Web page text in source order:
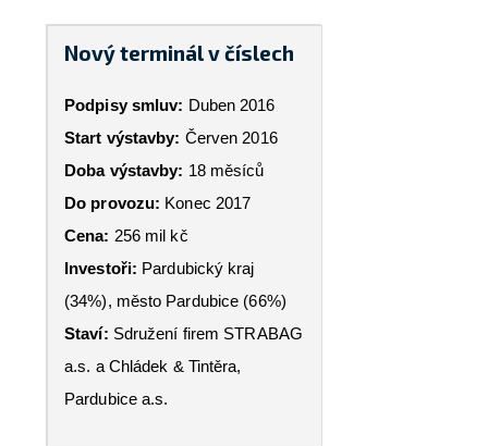
Nový terminál v číslech
Podpisy smluv: Duben 2016
Start výstavby: Červen 2016
Doba výstavby: 18 měsíců
Do provozu: Konec 2017
Cena: 256 mil kč
Investoři: Pardubický kraj
(34%), město Pardubice (66%)
Staví: Sdružení firem STRABAG
a.s. a Chládek & Tintěra,
Pardubice a.s.